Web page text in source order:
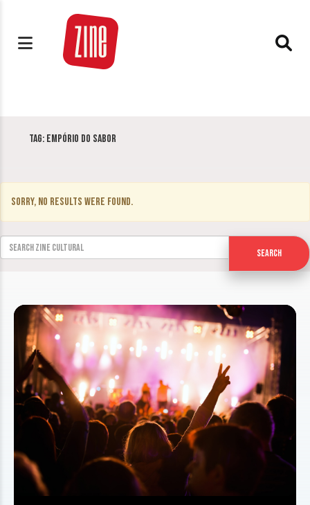
Tag: Empório do Sabor
Sorry, no results were found.
Search for:
Search